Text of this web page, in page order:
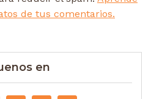
de tus comentarios.
en